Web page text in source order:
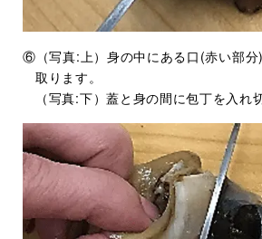
⑥（写真:上）身の中にある口(赤い部分
取ります。
（写真:下）蓋と身の間に包丁を入れ